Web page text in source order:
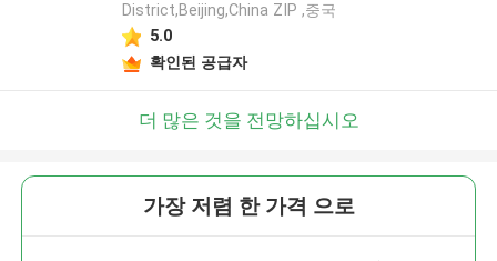
District,Beijing,China ZIP ,중국
5.0
확인된 공급자
더 많은 것을 전망하십시오
가장 저렴 한 가격 으로